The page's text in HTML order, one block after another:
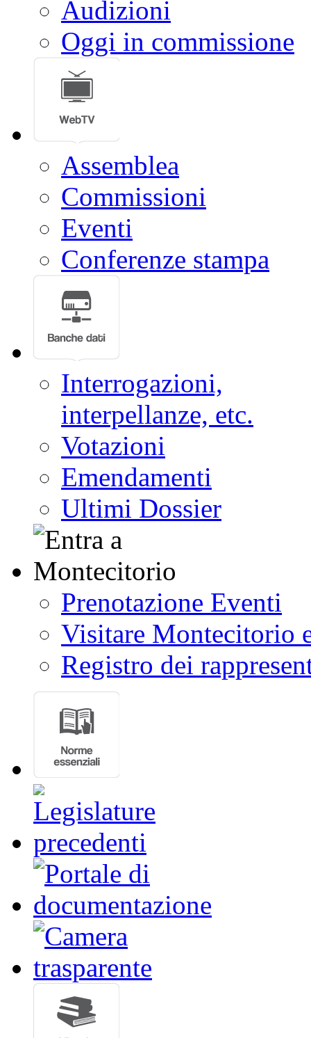
Audizioni
Oggi in commissione
Assemblea
Commissioni
Eventi
Conferenze stampa
Interrogazioni,
interpellanze, etc.
Votazioni
Emendamenti
Ultimi Dossier
Prenotazione Eventi
Visitare Montecitorio
Registro dei